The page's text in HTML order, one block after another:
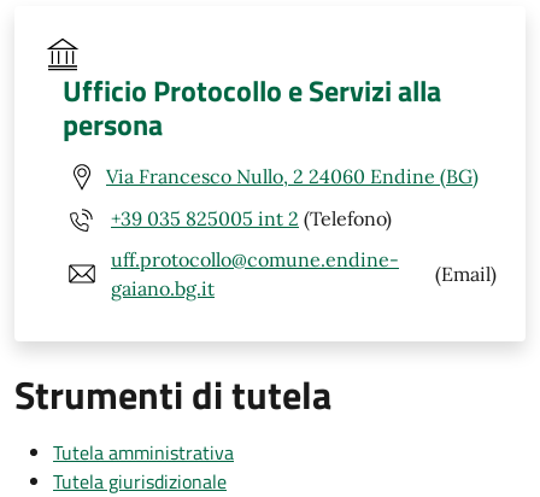
Ufficio Protocollo e Servizi alla
persona
Via Francesco Nullo, 2 24060 Endine (BG)
+39 035 825005 int 2 (Telefono)
uff.protocollo@comune.endine-
gaiano.bg.it
(Email)
Strumenti di tutela
Tutela amministrativa
Tutela giurisdizionale